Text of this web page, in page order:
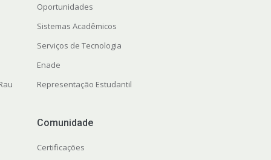
Oportunidades
Sistemas Acadêmicos
Serviços de Tecnologia
Enade
Representação Estudantil
Comunidade
Certificações